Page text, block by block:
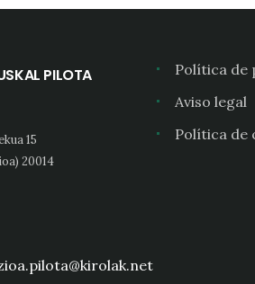
PILOTA
15
20014
Política de
Aviso legal
Política de